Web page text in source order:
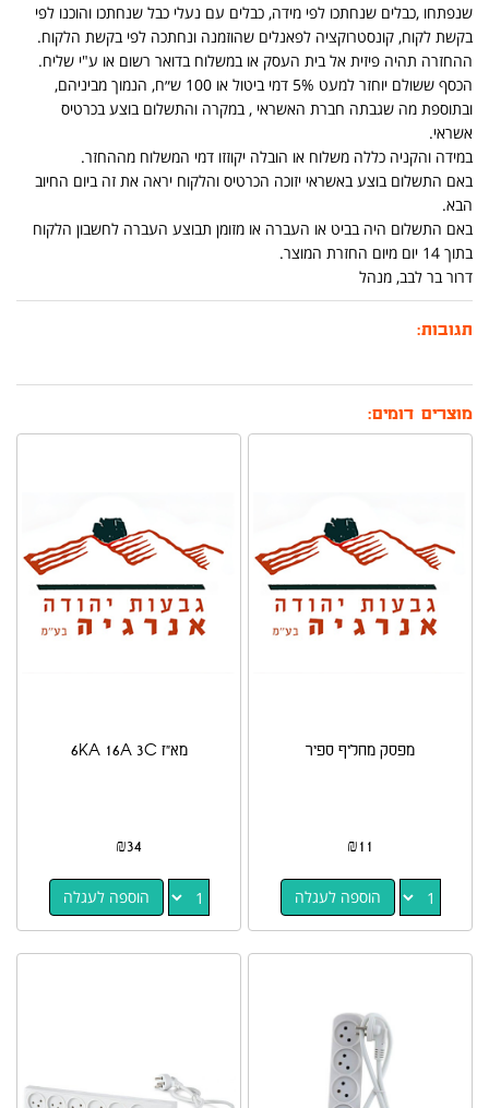
שנפתחו ,כבלים שנחתכו לפי מידה, כבלים עם נעלי כבל שנחתכו והוכנו לפי
בקשת לקוח, קונסטרוקציה לפאנלים שהוזמנה ונחתכה לפי בקשת הלקוח.
ההחזרה תהיה פיזית אל בית העסק או במשלוח בדואר רשום או ע"י שליח.
הכסף ששולם יוחזר למעט 5% דמי ביטול או 100 ש״ח, הנמוך מביניהם,
ובתוספת מה שגבתה חברת האשראי , במקרה והתשלום בוצע בכרטיס
אשראי.
במידה והקניה כללה משלוח או הובלה יקוזזו דמי המשלוח מההחזר.
באם התשלום בוצע באשראי יזוכה הכרטיס והלקוח יראה את זה ביום החיוב
הבא.
באם התשלום היה בביט או העברה או מזומן תבוצע העברה לחשבון הלקוח
בתוך 14 יום מיום החזרת המוצר.
דרור בר לבב, מנהל
תגובות:
מוצרים דומים:
מפסק מחליף ספיר
₪11
הוספה לעגלה
מא"ז 6KA 16A 3C
₪34
הוספה לעגלה